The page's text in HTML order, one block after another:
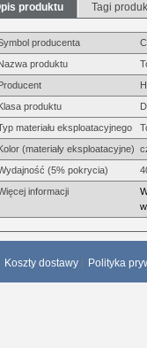
produktu Tagi
producenta
produktu
produktu
materiału eksploatacyjnego
(materiały eksploatacyjne)
(5% pokrycia)
informacji
Koszty dostawy Polityka